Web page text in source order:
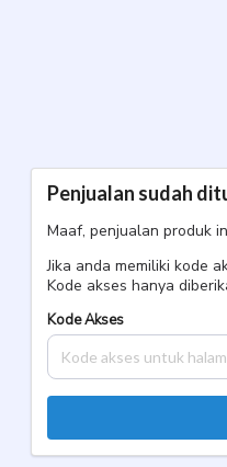
Penjualan sudah
Maaf, penjualan produk
Jika anda memiliki kode
Kode akses hanya
Kode Akses